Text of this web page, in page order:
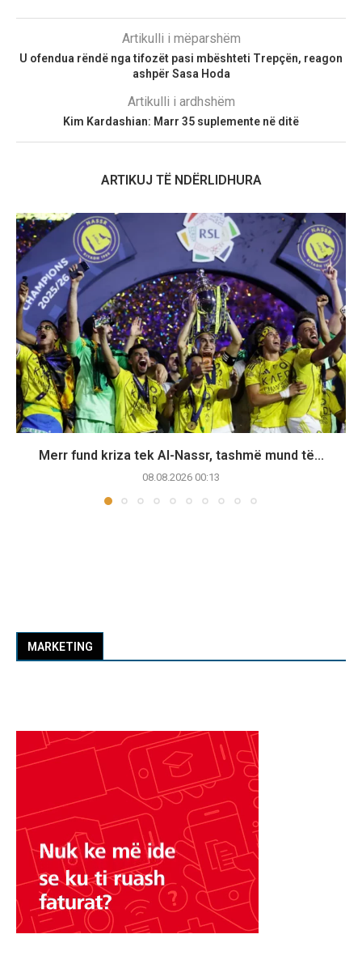
Artikulli i mëparshëm
U ofendua rëndë nga tifozët pasi mbështeti Trepçën, reagon
ashpër Sasa Hoda
Artikulli i ardhshëm
Kim Kardashian: Marr 35 suplemente në ditë
ARTIKUJ TË NDËRLIDHURA
Merr fund kriza tek Al-Nassr, tashmë mund të...
08.08.2026 00:13
MARKETING